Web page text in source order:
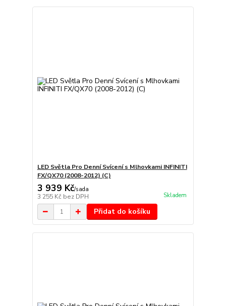
LED Světla Pro Denní Svícení s Mlhovkami INFINITI
FX/QX70 (2008-2012) (C)
3 939 Kč/sada
3 255 Kč bez DPH Skladem
Přidat do košíku